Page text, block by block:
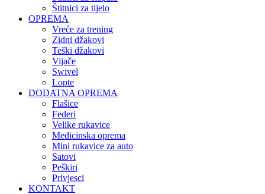
Štitnici za tijelo
OPREMA
Vreće za trening
Zidni džakovi
Teški džakovi
Vijače
Swivel
Lopte
DODATNA OPREMA
Flašice
Federi
Velike rukavice
Medicinska oprema
Mini rukavice za auto
Satovi
Peškiri
Privjesci
KONTAKT